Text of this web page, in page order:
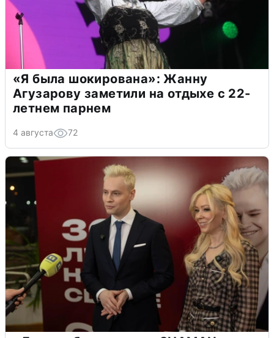
«Я была шокирована»: Жанну
Агузарову заметили на отдыхе с 22-
летнем парнем
4 августа 72